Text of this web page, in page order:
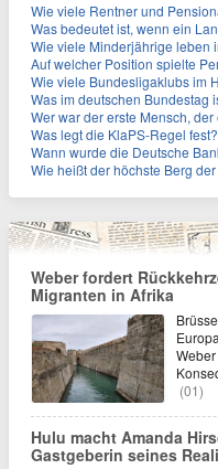
Was bedeutet ist, wenn ein Land wie Deutschland ein
Wie viele Minderjährige leben
Auf welcher Position spielte Per
Wie viele Bundesligaklubs im Herrenfußball
Was im deutschen Bundestag
Wer war der erste Mensch, der erfolgreich durch
Was legt die KlaPS-Regel fest?
Wann wurde die Deutsche
Wie heißt der höchste Berg
Weber fordert
Migranten in Afrika
(01)
Hulu macht Amanda
Gastgeberin seines